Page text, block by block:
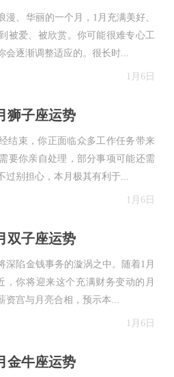
、华丽的一个月，1月充满美好、
被爱、被欣赏。你可能很难专心工
会逐渐调整适应的。很长时...
1月6日
狮子座运势
结束，你正面临众多工作任务带来
要你亲自处理，部分事项可能还需
过别担心，本月极其有利于...
1月6日
双子座运势
深陷金钱事务的漩涡之中。随着1月
，你将迎来这个充满财务变动的月
资宫与月亮合相，预示本...
1月6日
金牛座运势